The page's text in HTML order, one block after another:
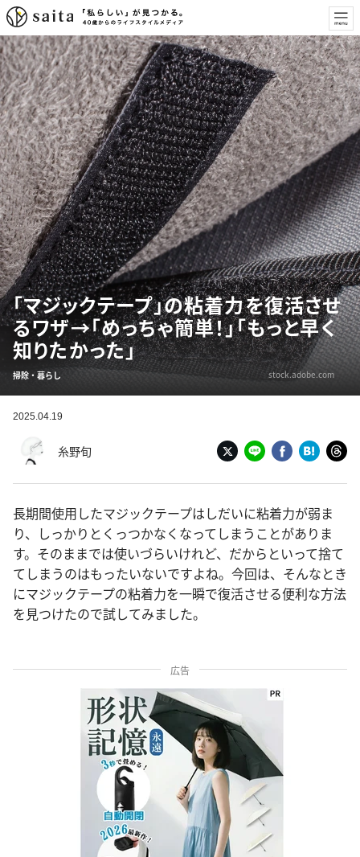
「マジックテープ」の粘着力を復活させ
るワザ→「めっちゃ簡単！」「もっと早く
知りたかった」
掃除・暮らし stock.adobe.com
2025.04.19
糸野旬
長期間使用したマジックテープはしだいに粘着力が弱ま
り、しっかりとくっつかなくなってしまうことがありま
す。そのままでは使いづらいけれど、だからといって捨て
てしまうのはもったいないですよね。今回は、そんなとき
にマジックテープの粘着力を一瞬で復活させる便利な方法
を見つけたので試してみました。
広告